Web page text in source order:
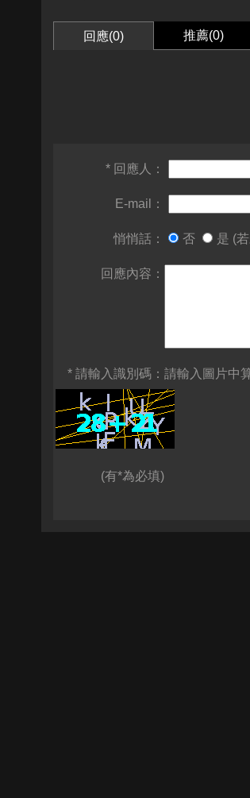
回應(0) 推薦(0)
* 回應人：
E-mail：
悄悄話： 否 是 (
回應內容：
* 請輸入識別碼： 請輸入圖片中
(有*為必填)